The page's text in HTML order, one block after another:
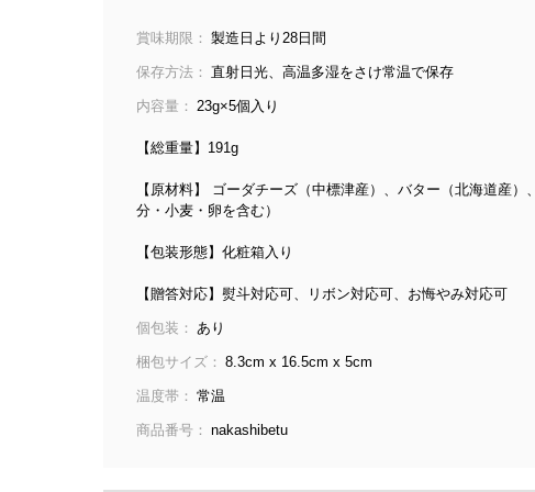
賞味期限： 製造日より28日間
保存方法： 直射日光、高温多湿をさけ常温で保存
内容量： 23g×5個入り
【総重量】191g
【原材料】 ゴーダチーズ（中標津産）、バター（北海道産
分・小麦・卵を含む）
【包装形態】化粧箱入り
【贈答対応】熨斗対応可、リボン対応可、お悔やみ対応可
個包装： あり
梱包サイズ： 8.3cm x 16.5cm x 5cm
温度帯： 常温
商品番号： nakashibetu